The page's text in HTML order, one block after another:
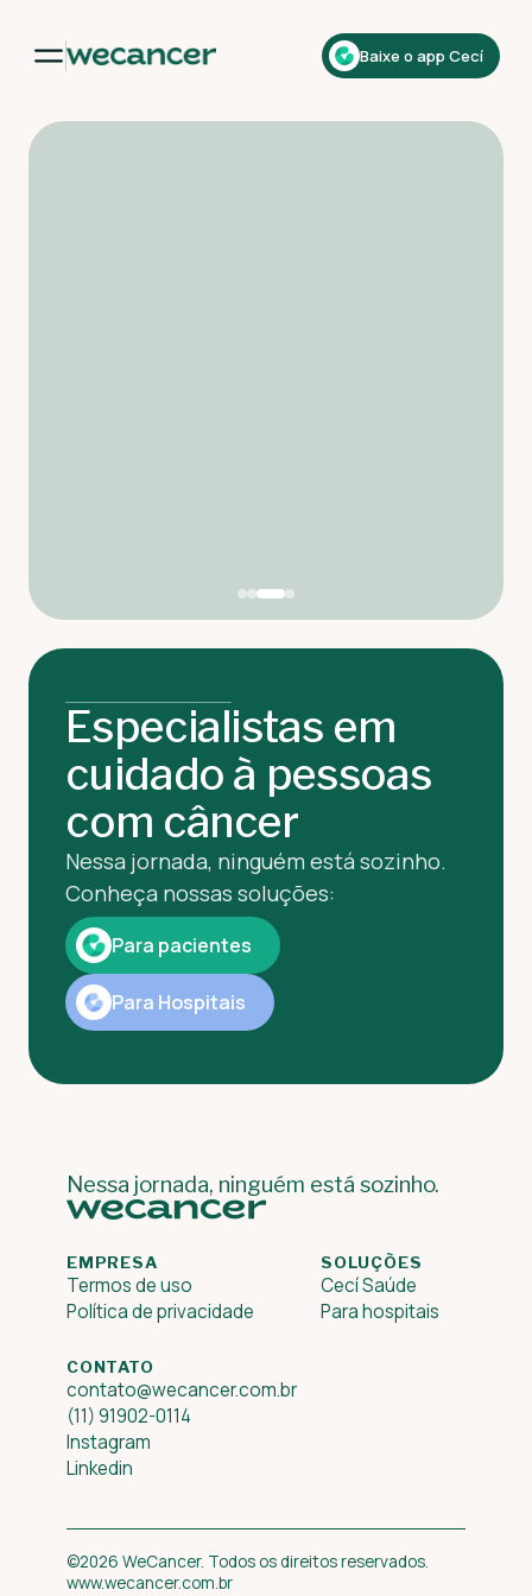
Baixe o app Cecí
Especialistas em
cuidado à pessoas
com câncer
Nessa jornada, ninguém está sozinho.
Conheça nossas soluções:
Para pacientes
Para Hospitais
Nessa jornada, ninguém está sozinho.
EMPRESA
Termos de uso
Política de privacidade
SOLUÇÕES
Cecí Saúde
Para hospitais
CONTATO
contato@wecancer.com.br
(11) 91902-0114
Instagram
Linkedin
©2026 WeCancer. Todos os direitos reservados.
www.wecancer.com.br